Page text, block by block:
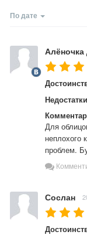
По дате
Для
неплохого
проблем.
Сослан